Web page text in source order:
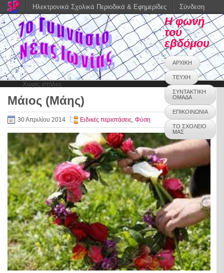
Η φωνή
του
εβδόμου
ΑΡΧΙΚΗ
ΤΕΥΧΗ
ΣΥΝΤΑΚΤΙΚΗ
ΟΜΑΔΑ
ΕΠΙΚΟΙΝΩΝΙΑ
ΤΟ ΣΧΟΛΕΙΟ
ΜΑΣ
Χωρίς στήλες
Μάιος (Μάης)
30 Απριλίου 2014 Ειδικές περιστάσεις, Φύση
Ηλεκτρονικά Σχολικά Περιοδικά & Εφημερίδες Σύνδεση